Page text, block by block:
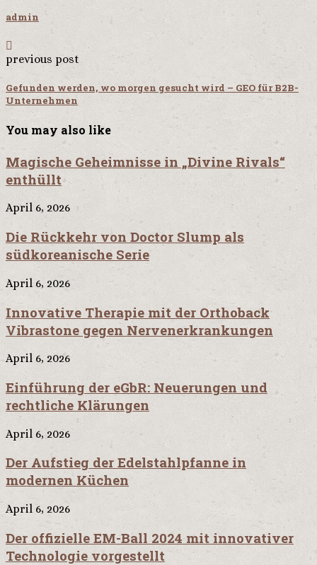
admin
previous post
Gefunden werden, wo morgen gesucht wird – GEO für B2B-
Unternehmen
You may also like
Magische Geheimnisse in „Divine Rivals“
enthüllt
April 6, 2026
Die Rückkehr von Doctor Slump als
südkoreanische Serie
April 6, 2026
Innovative Therapie mit der Orthoback
Vibrastone gegen Nervenerkrankungen
April 6, 2026
Einführung der eGbR: Neuerungen und
rechtliche Klärungen
April 6, 2026
Der Aufstieg der Edelstahlpfanne in
modernen Küchen
April 6, 2026
Der offizielle EM-Ball 2024 mit innovativer
Technologie vorgestellt